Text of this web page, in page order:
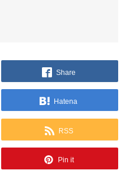
Share
Hatena
RSS
Pin it